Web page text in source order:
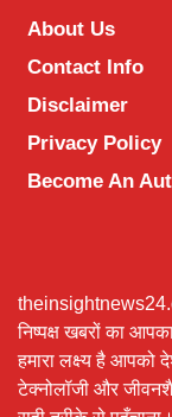
About Us
Contact Info
Disclaimer
Privacy Policy
Become An
निष्पक्ष खबरों का
हमारा लक्ष्य है आपको
टेक्नोलॉजी और